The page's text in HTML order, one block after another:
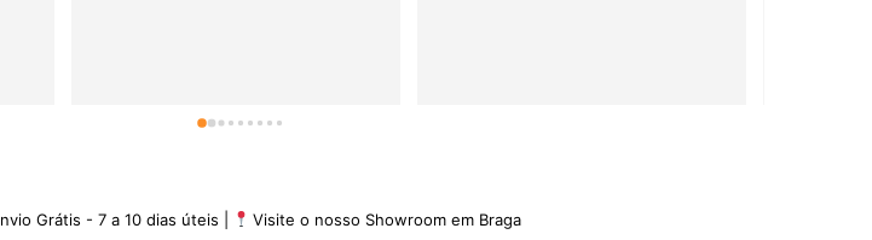
Grátis - 7 a 10 dias úteis | Visite o nosso Showroom em Braga